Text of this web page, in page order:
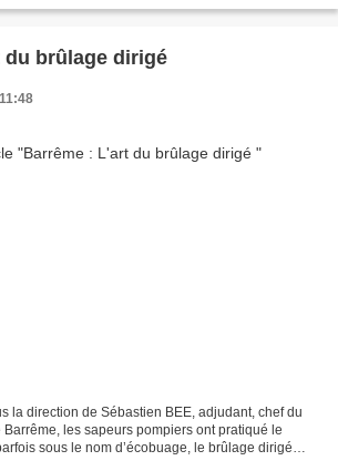
: L'art du brûlage dirigé
la direction de Sébastien BEE, adjudant, chef du
les sapeurs pompiers ont pratiqué le
sous le nom d’écobuage, le brûlage dirigé